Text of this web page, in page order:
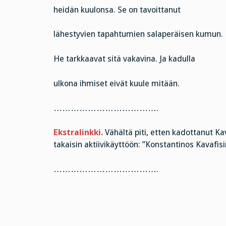
heidän kuulonsa. Se on tavoittanut
lähestyvien tapahtumien salaperäisen kumun.
He tarkkaavat sitä vakavina. Ja kadulla
ulkona ihmiset eivät kuule mitään.
……………………………….
Ekstralinkki.Vähältä piti, etten kadottanut
takaisin aktiivikäyttöön: ”Konstantinos
……………………………….